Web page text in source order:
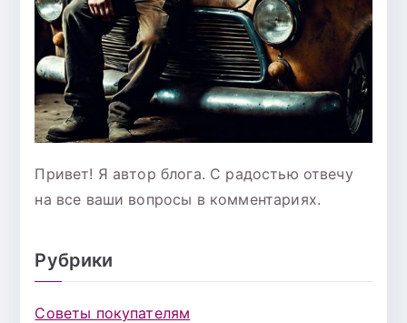
Привет! Я автор блога. С радостью отвечу
на все ваши вопросы в комментариях.
Рубрики
Советы покупателям